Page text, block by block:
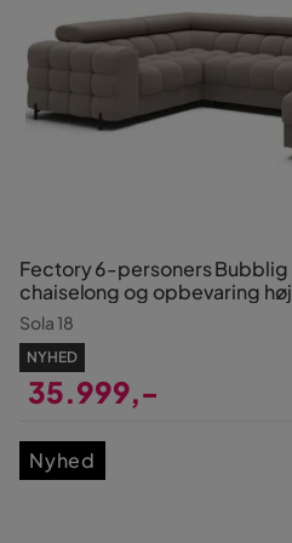
Fectory 6-personers
chaiselong og opbevaring
Sola 18
NYHED
35.999,-
Nyhed